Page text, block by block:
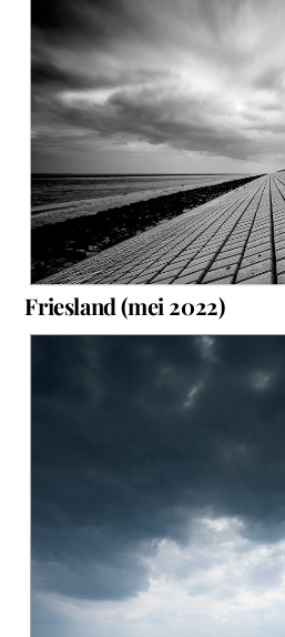
Friesland (mei 2022)